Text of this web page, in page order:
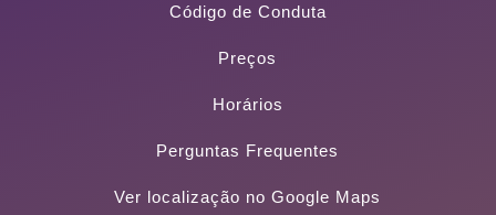
Código de Conduta
Preços
Horários
Perguntas Frequentes
Ver localização no Google Maps